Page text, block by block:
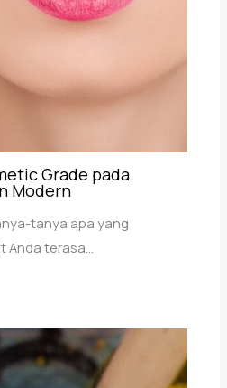
Grade pada
Modern
tanya apa yang
Anda terasa…